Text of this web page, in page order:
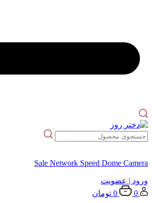
Sale Network Speed Dome Camera
ورود | عضویت
0
0 تومان